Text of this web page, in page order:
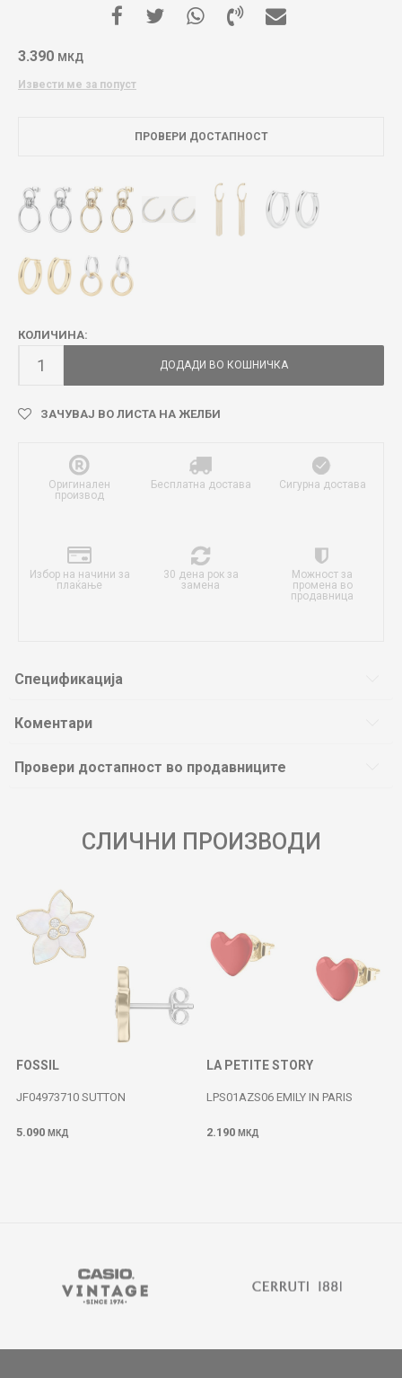
3.390 МКД
Извести ме за попуст
ПРОВЕРИ ДОСТАПНОСТ
КОЛИЧИНА:
ДОДАДИ ВО КОШНИЧКА
ЗАЧУВАЈ ВО ЛИСТА НА ЖЕЛБИ
Оригинален
производ
Бесплатна достава Сигурна достава
Избор на начини за
плаќање
30 дена рок за
замена
Можност за
промена во
продавница
Спецификација
Коментари
Провери достапност во продавниците
СЛИЧНИ ПРОИЗВОДИ
FOSSIL
JF04973710 SUTTON
5.090 МКД
LA PETITE STORY
LPS01AZS06 EMILY IN PARIS
2.190 МКД